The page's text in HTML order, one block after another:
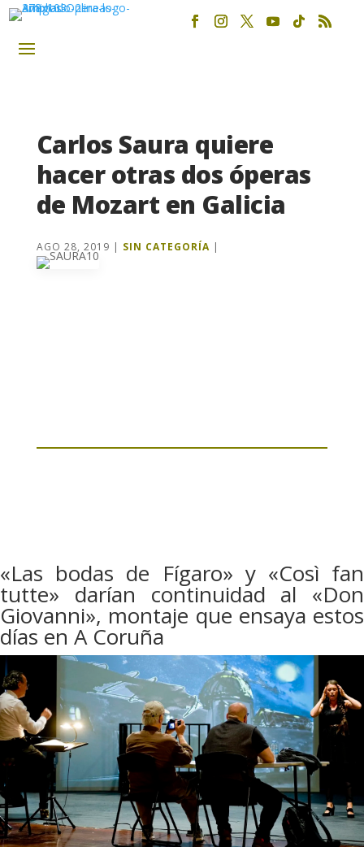
Carlos Saura quiere
hacer otras dos óperas
de Mozart en Galicia
AGO 28, 2019 | SIN CATEGORÍA|
«Las bodas de Fígaro» y «Così fan
tutte» darían continuidad al «Don
Giovanni», montaje que ensaya estos
días en A Coruña